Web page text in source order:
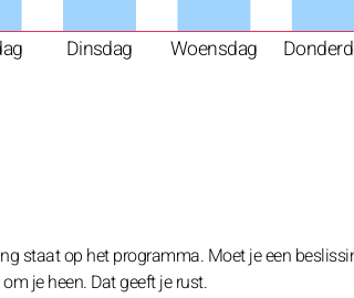
Dinsdag Woensdag
staat op het programma. Moet je een
je heen. Dat geeft je rust.